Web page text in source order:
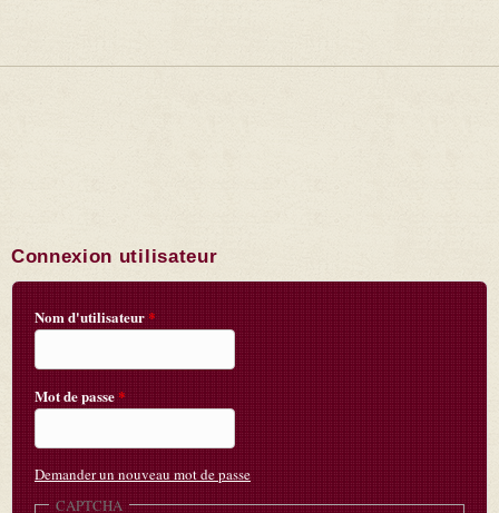
Connexion utilisateur
Nom d'utilisateur*
Mot de passe*
Demander un nouveau mot de passe
CAPTCHA